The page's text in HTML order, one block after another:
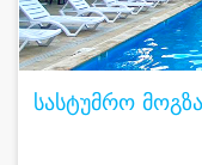
სასტუმრო